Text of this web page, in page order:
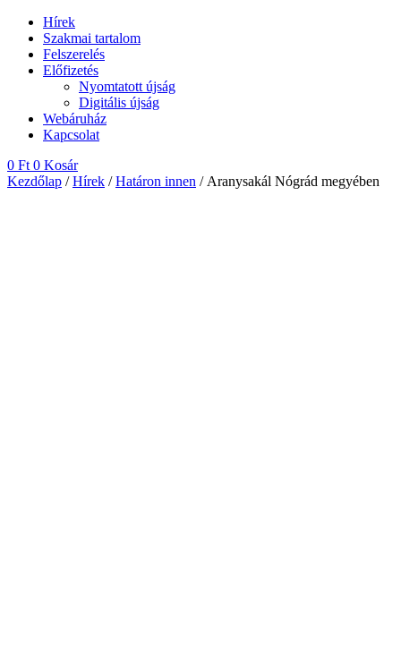
Hírek
Szakmai tartalom
Felszerelés
Előfizetés
Nyomtatott újság
Digitális újság
Webáruház
Kapcsolat
0 Ft 0 Kosár
Kezdőlap /Hírek /Határon innen / Aranysakál Nógrád megyében